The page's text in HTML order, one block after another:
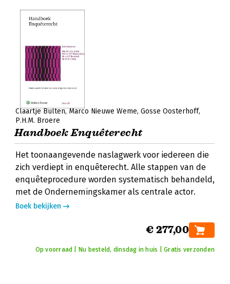
Claartje Bulten Marco Nieuwe Weme Gosse Oosterhoff
P.H.M. Broere
Handboek Enquêterecht
Het toonaangevende naslagwerk voor iedereen die
zich verdiept in enquêterecht. Alle stappen van de
enquêteprocedure worden systematisch behandeld,
met de Ondernemingskamer als centrale actor.
Boek bekijken
€ 277,00
Op voorraad | Nu besteld, dinsdag in huis | Gratis verzonden